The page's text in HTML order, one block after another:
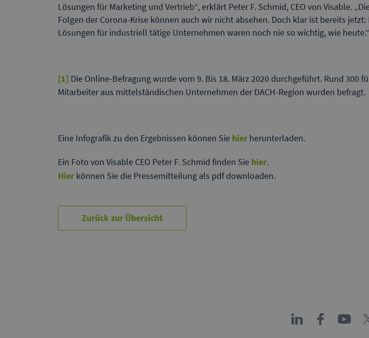
Lösungen für Marketing und Vertrieb“, erklärt Peter F. Schmid, CEO von Visable.
Folgen der Corona-Krise können auch wir nicht absehen. Doch klar ist bereits jetzt:
Lösungen für industriell tätige Unternehmen waren noch nie so wichtig, wie heute.“
[1] Die Online-Befragung wurde vom 9. Bis 18. März 2020 durchgeführt. Rund 300
Mitarbeiter aus mittelständischen Unternehmen der DACH-Region wurden befragt.
Eine Infografik zu den Ergebnissen können Sie hier herunterladen.
Ein Foto von Visable CEO Peter F. Schmid finden Sie hier.
Hier können Sie die Pressemitteilung als pdf downloaden.
Zurück zur Übersicht